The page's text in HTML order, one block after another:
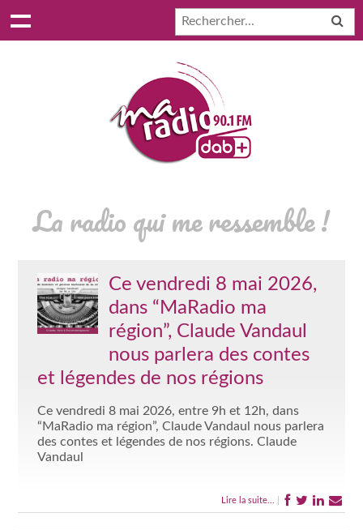
La radio qui me ressemble !
Ce vendredi 8 mai 2026,
dans “MaRadio ma
région”, Claude Vandaul
nous parlera des contes
et légendes de nos régions
Ce vendredi 8 mai 2026, entre 9h et 12h, dans
“MaRadio ma région”, Claude Vandaul nous parlera
des contes et légendes de nos régions. Claude
Vandaul
Lire la suite...